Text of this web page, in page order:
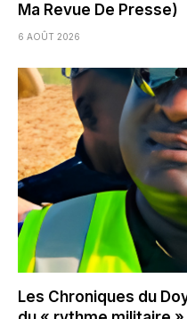
Ma Revue De Presse)
6 AOÛT 2026
Les Chroniques du